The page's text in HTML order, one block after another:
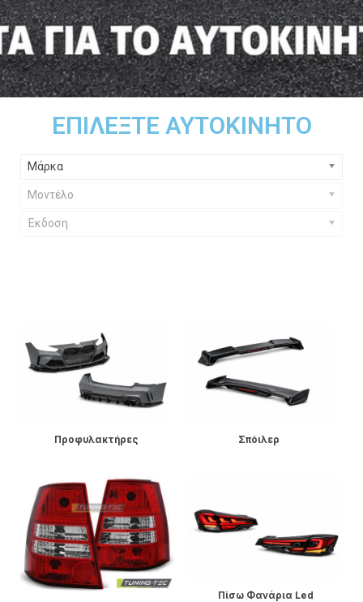
ΕΠΙΛΈΞΤΕ ΑΥΤΟΚΊΝΗΤΟ
Μάρκα
Μοντέλο
Έκδοση
Προφυλακτήρες Σπόιλερ
Πίσω Φανάρια Led